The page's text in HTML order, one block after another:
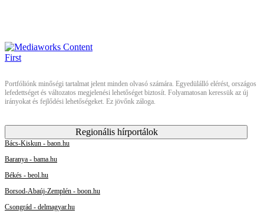
Portfóliónk minőségi tartalmat jelent minden olvasó számára. Egyedülálló elérést, országos
lefedettséget és változatos megjelenési lehetőséget biztosít. Folyamatosan keressük az új
irányokat és fejlődési lehetőségeket. Ez jövőnk záloga.
Regionális hírportálok
Bács-Kiskun - baon.hu
Baranya - bama.hu
Békés - beol.hu
Borsod-Abaúj-Zemplén - boon.hu
Csongrád - delmagyar.hu